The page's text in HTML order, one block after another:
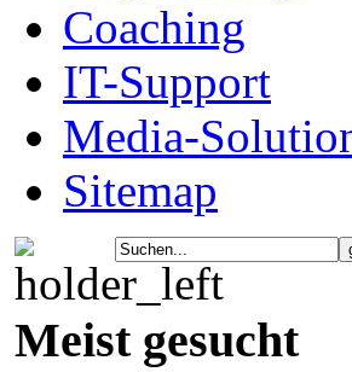
Coaching
IT-Support
Media-
Sitemap
Meist gesucht